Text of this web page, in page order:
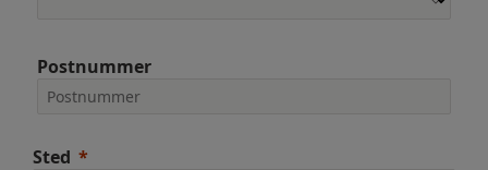
Postnummer
Sted